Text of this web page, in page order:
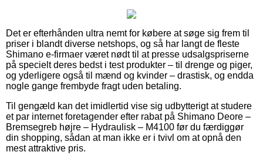
Det er efterhånden ultra nemt for købere at søge sig frem til
priser i blandt diverse netshops, og så har langt de fleste
Shimano e-firmaer været nødt til at presse udsalgspriserne
på specielt deres bedst i test produkter – til drenge og piger,
og yderligere også til mænd og kvinder – drastisk, og endda
nogle gange frembyde fragt uden betaling.
Til gengæld kan det imidlertid vise sig udbytterigt at studere
et par internet foretagender efter rabat på Shimano Deore –
Bremsegreb højre – Hydraulisk – M4100 før du færdiggør
din shopping, sådan at man ikke er i tvivl om at opnå den
mest attraktive pris.